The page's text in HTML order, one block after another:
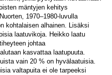
mäntyjen kehitys
1970–1980-luvulla
kohtalaisen alhainen. Lisäksi
laatuvikoja. Heikko laatu
johtaa
kasvattaa laatupuuta.
vain 20 % on hyvälaatuisia.
valtapuita ei ole tarpeeksi